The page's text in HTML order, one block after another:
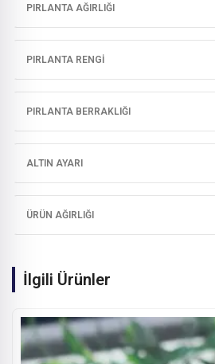
PIRLANTA AĞIRLIĞI
PIRLANTA RENGI
PIRLANTA BERRAKLIĞI
ALTIN AYARI
ÜRÜN AĞIRLIĞI
İlgili Ürünler